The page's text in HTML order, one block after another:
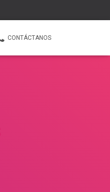
CONTÁCTANOS